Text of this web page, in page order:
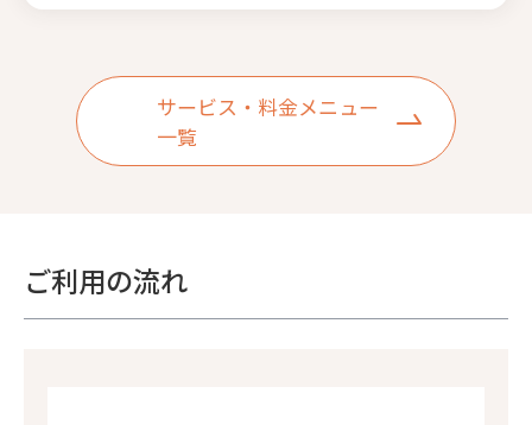
サービス・料金メニュー
一覧
ご利用の流れ